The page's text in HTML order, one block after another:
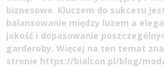
biznesowe. Kluczem do sukcesu
balansowanie między luzem a
jakość i dopasowanie
garderoby. Więcej na ten temat
stronie https://bialcon.pl/blog/